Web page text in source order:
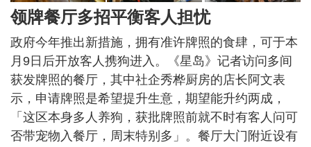
领牌餐厅多招平衡客人担忧
政府今年推出新措施，拥有准许牌照的食肆，可于本
月9日后开放客人携狗进入。《星岛》记者访问多间
获发牌照的餐厅，其中社企秀桦厨房的店长阿文表
示，申请牌照是希望提升生意，期望能升约两成，
「这区本身多人养狗，获批牌照前就不时有客人问可
否带宠物入餐厅，周末特别多」。餐厅大门附近设有